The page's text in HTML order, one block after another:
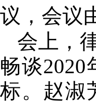
议，会议
会上，
畅谈
标。赵淑